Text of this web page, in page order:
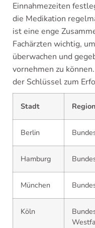
Einnahmezeiten
die Medikation
ist eine enge
Fachärzten wichtig,
überwachen und
vornehmen zu
der Schlüssel zum
Stadt Region
Berlin
Hamburg
München
Köln